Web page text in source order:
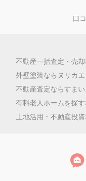
口
不動産一括査定・売
外壁塗装ならヌリカエ
不動産査定ならすま
有料老人ホームを探
土地活用・不動産投